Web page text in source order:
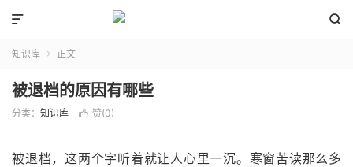


知识库  正文
被退档的原因有哪些
分类： 知识库  赞(0)
被退档，这两个字听着就让人心里一沉。寒窗苦读那么多